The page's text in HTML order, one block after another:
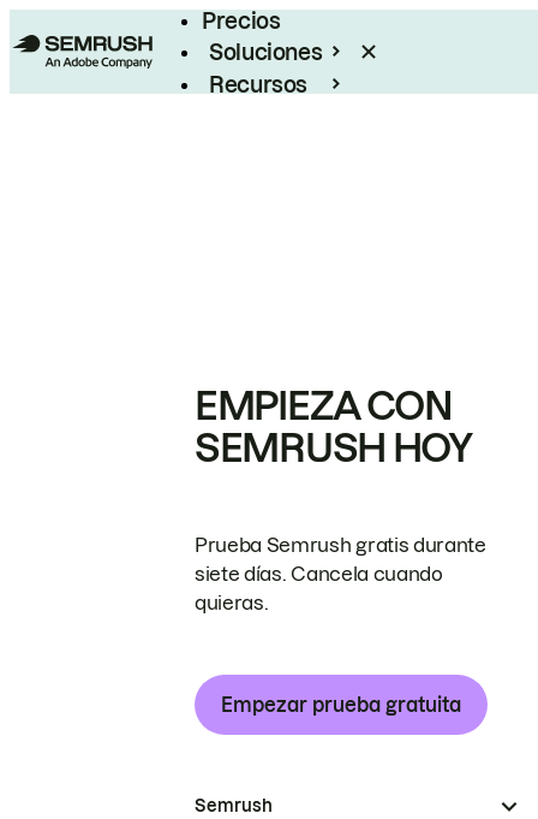
Precios
Soluciones
Recursos
EMPIEZA CON
SEMRUSH HOY
Prueba Semrush gratis durante
siete días. Cancela cuando
quieras.
Empezar prueba gratuita
Semrush